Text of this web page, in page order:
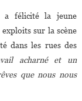
a félicité la jeune
sur la scène
dans les rues des
acharné et un
que nous nous